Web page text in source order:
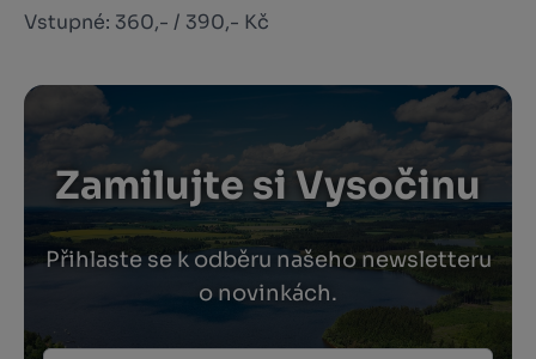
Vstupné: 360,- / 390,- Kč
Zamilujte si Vysočinu
Přihlaste se k odběru našeho newsletteru
o novinkách.